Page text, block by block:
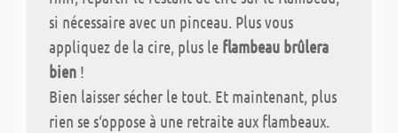
si nécessaire avec un pinceau. Plus vous
appliquez de la cire, plus le flambeau brûlera
bien !
Bien laisser sécher le tout. Et maintenant, plus
rien se s‘oppose à une retraite aux flambeaux.